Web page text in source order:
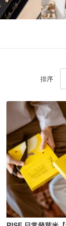
排序